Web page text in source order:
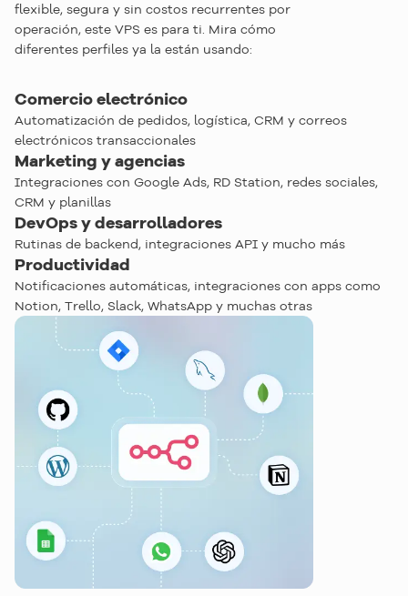
flexible, segura y sin costos recurrentes por
operación, este VPS es para ti. Mira cómo
diferentes perfiles ya la están usando:
Comercio electrónico
Automatización de pedidos, logística, CRM y correos
electrónicos transaccionales
Marketing y agencias
Integraciones con Google Ads, RD Station, redes sociales,
CRM y planillas
DevOps y desarrolladores
Rutinas de backend, integraciones API y mucho más
Productividad
Notificaciones automáticas, integraciones con apps como
Notion, Trello, Slack, WhatsApp y muchas otras